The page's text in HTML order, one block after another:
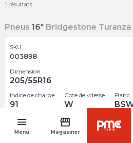
menu
Menu
storefront
Magasiner
1 résultats
Pneus 16" Bridgestone Turanza
SKU
003898
Dimension
205/55R16
Indice de charge
91
Cote de vitesse
W
Flanc
172.00
Rupture de stock